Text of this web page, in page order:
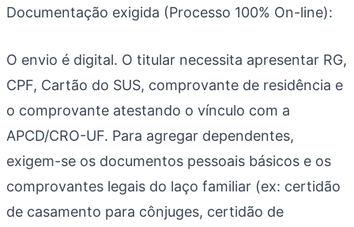
Documentação exigida (Processo 100% On-line):
O envio é digital. O titular necessita apresentar RG,
CPF, Cartão do SUS, comprovante de residência e
o comprovante atestando o vínculo com a
APCD/CRO-UF. Para agregar dependentes,
exigem-se os documentos pessoais básicos e os
comprovantes legais do laço familiar (ex: certidão
de casamento para cônjuges, certidão de